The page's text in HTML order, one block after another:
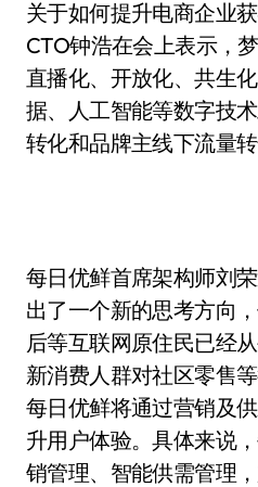
关于如何提升电商企业
CTO钟浩在会上表示，
直播化、开放化、共生
据、人工智能等数字技
转化和品牌主线下流量转
每日优鲜首席架构师刘
出了一个新的思考方向
后等互联网原住民已经
新消费人群对社区零售
每日优鲜将通过营销及
升用户体验。具体来说
销管理、智能供需管理